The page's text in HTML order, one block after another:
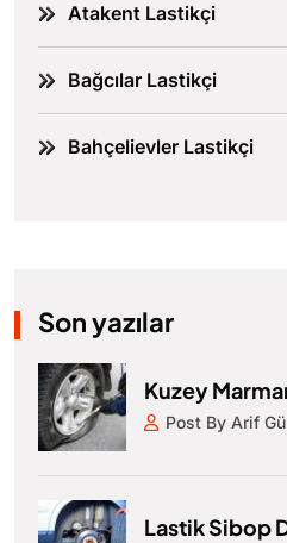
Atakent Lastikçi
Bağcılar Lastikçi
Bahçelievler Lastikçi
Son yazılar
Kuzey
Post By Arif
Lastik Sibop